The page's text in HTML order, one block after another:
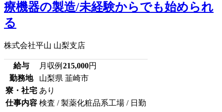
療機器の製造/未経験からでも始められ
る
株式会社平山 山梨支店
給与 月収例 215,000円
勤務地
山梨県 韮崎市
寮・社宅 あり
仕事内容 検査 / 製薬化粧品系工場 / 日勤